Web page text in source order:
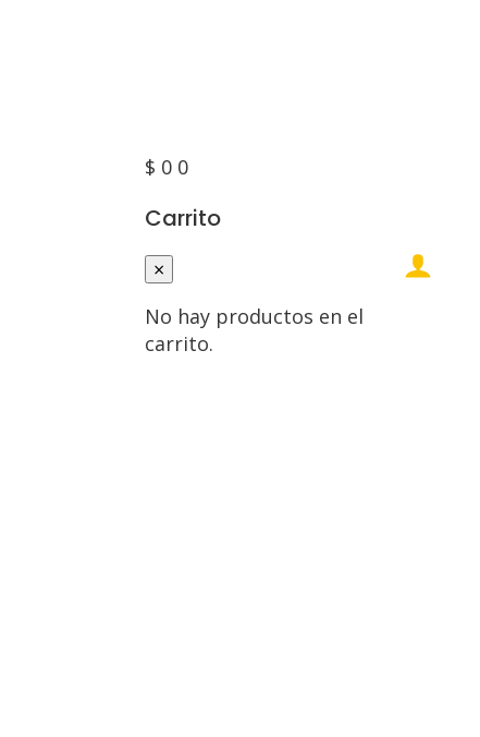
$ 0 0
Carrito
×
No hay productos en el
carrito.